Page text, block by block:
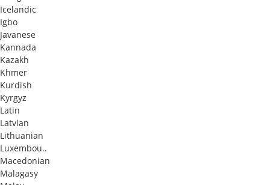
Icelandic
Igbo
Javanese
Kannada
Kazakh
Khmer
Kurdish
Kyrgyz
Latin
Latvian
Lithuanian
Luxembou..
Macedonian
Malagasy